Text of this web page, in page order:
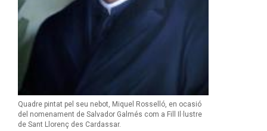
Quadre pintat pel seu nebot, Miquel Rosselló, en ocasió
del nomenament de Salvador Galmés com a Fill Il·lustre
de Sant Llorenç des Cardassar.